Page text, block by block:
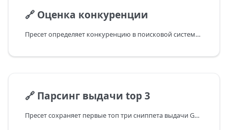
🔗 Оценка конкуренции
Пресет определяет конкуренцию в поисковой системе Google по ключевым словам
🔗 Парсинг выдачи top 3
Пресет сохраняет первые топ три сниппета выдачи Google